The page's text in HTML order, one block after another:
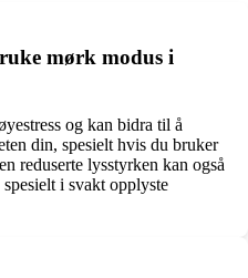
mørk modus i
og kan bidra til å
din, spesielt hvis du bruker
reduserte lysstyrken kan også
i svakt opplyste